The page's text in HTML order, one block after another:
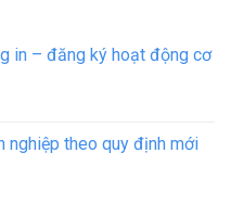
in – đăng ký hoạt động cơ
nghiệp theo quy định mới